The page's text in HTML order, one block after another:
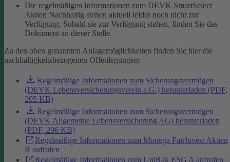
Die regelmäßigen Informationen zum DEVK SmartSelect
Aktien Nachhaltig stehen aktuell leider noch nicht zur
Verfügung. Sobald sie zur Verfügung stehen, finden Sie das
Dokument an dieser Stelle.
Zu den oben genannten Anlagemöglichkeiten finden Sie hier die
nachhaltigkeitsbezogenen Offenlegungen:
Regelmäßige Informationen zum Sicherungsvermögen
(DEVK Lebensversicherungsverein a.G.) herunterladen (PDF,
205 KB)
Regelmäßige Informationen zum Sicherungsvermögen
(DEVK Allgemeine Lebensversicherung AG) herunterladen
(PDF, 206 KB)
Regelmäßige Informationen zum Monega FairInvest Aktien
R aufrufen
Regelmäßige Informationen zum UniRak ESG A aufrufen